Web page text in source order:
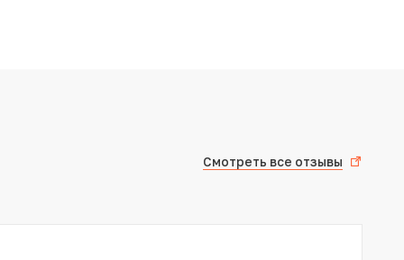
Смотреть все отзывы